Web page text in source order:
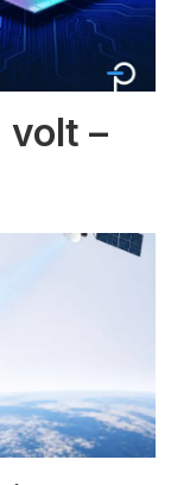
volt –